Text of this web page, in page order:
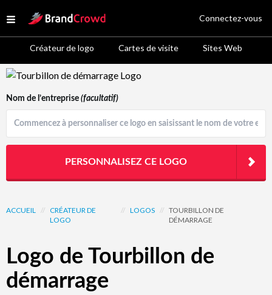
Open menu
Site Logo
Créateur de logo Cartes de visite Sites Web
Connectez-vous
Logo Template Preview
ACCUEIL // CRÉATEUR DE
LOGO
// LOGOS // TOURBILLON DE
DÉMARRAGE
Logo de Tourbillon de
démarrage
Nom de l’entreprise (facultatif)
PERSONNALISEZ CE LOGO